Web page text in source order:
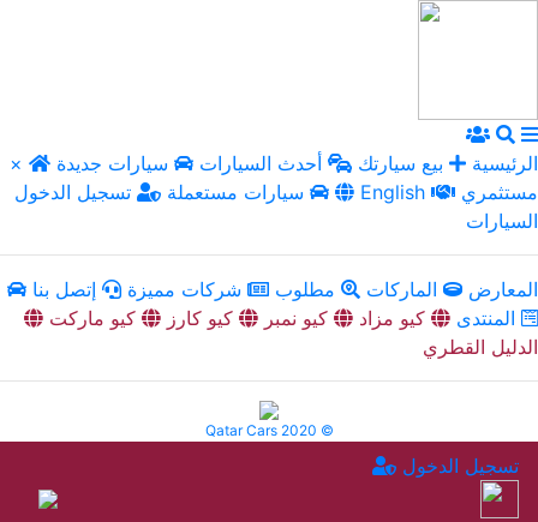
× الرئيسية بيع سيارتك أحدث السيارات
سيارات جديدة
سيارات مستعملة
تسجيل الدخول English
السيارات
المعارض الماركات مطلوب شركات مميزة
إتصل بنا
المنتدى
كيو مزاد كيو نمبر كيو كارز
كيو ماركت
الدليل القطري
Qatar Cars 2020 ©
تسجيل الدخول